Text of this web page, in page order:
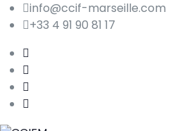
info@ccif-marseille.com
+33 4 91 90 81 17